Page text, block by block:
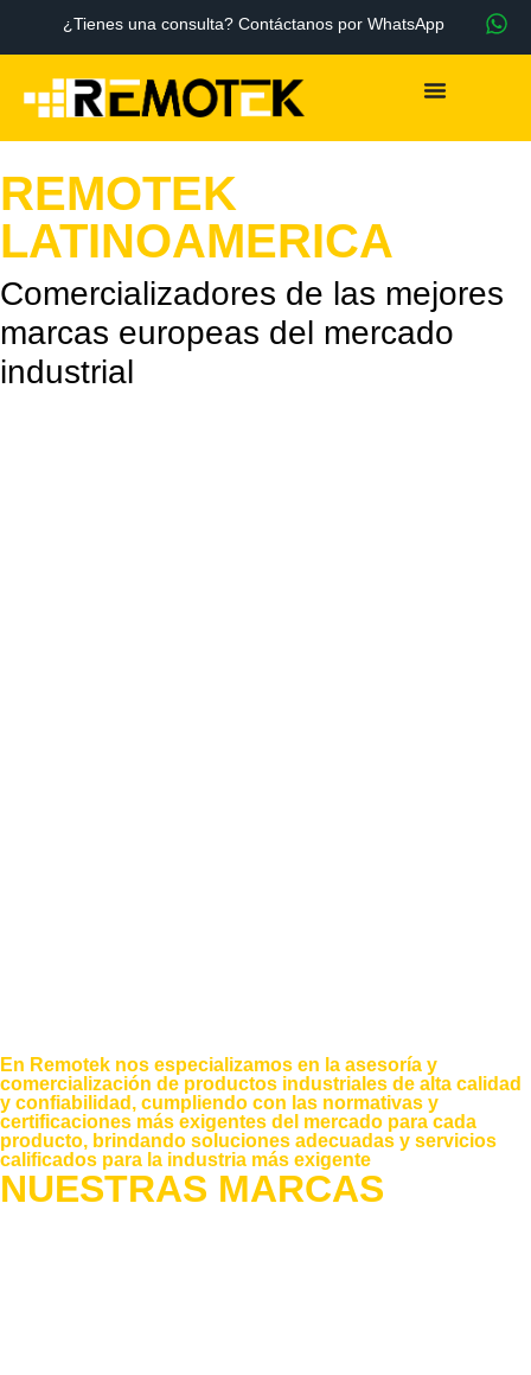
¿Tienes una consulta? Contáctanos por WhatsApp
REMOTEK
LATINOAMERICA
Comercializadores de las mejores
marcas europeas del mercado
industrial
En Remotek nos especializamos en la asesoría y
comercialización de productos industriales de alta calidad
y confiabilidad, cumpliendo con las normativas y
certificaciones más exigentes del mercado para cada
producto, brindando soluciones adecuadas y servicios
calificados para la industria más exigente
NUESTRAS MARCAS